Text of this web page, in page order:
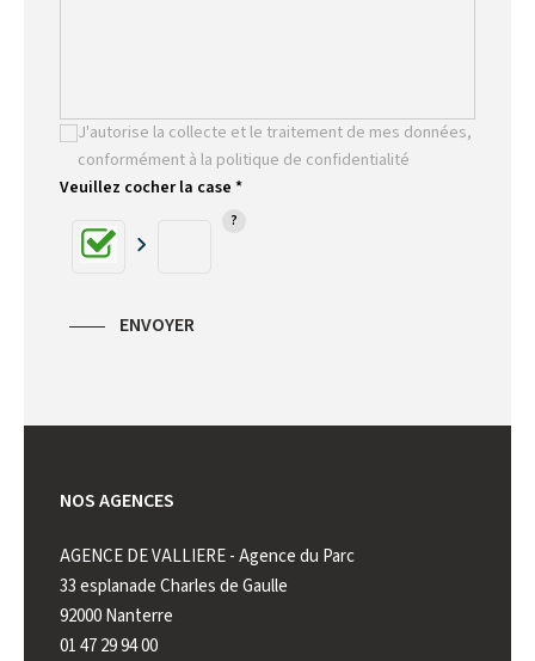
J'autorise la collecte et le traitement de mes données,
conformément à la politique de confidentialité
Veuillez cocher la case *
ENVOYER
NOS AGENCES
AGENCE DE VALLIERE - Agence du Parc
33 esplanade Charles de Gaulle
92000 Nanterre
01 47 29 94 00